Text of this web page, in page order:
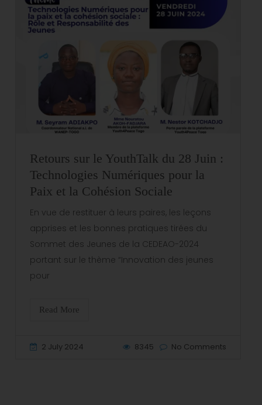
Retours sur le YouthTalk du 28 Juin :
Technologies Numériques pour la
Paix et la Cohésion Sociale
En vue de restituer à leurs paires, les leçons
apprises et les bonnes pratiques tirées du
Sommet des Jeunes de la CEDEAO-2024
portant sur le thème “Innovation des jeunes
pour
Read More
2 July 2024 8345 No Comments